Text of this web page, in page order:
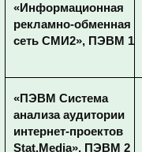
«Информационная
рекламно-обменная
сеть СМИ2», ПЭВМ 1
«ПЭВМ Система
анализа аудитории
интернет-проектов
Stat.Media», ПЭВМ 2